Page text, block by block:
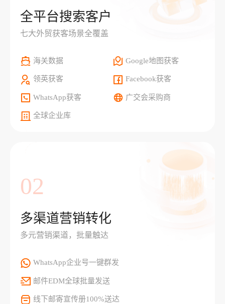
全平台搜索客户
七大外贸获客场景全覆盖
海关数据 Google地图获客
领英获客 Facebook获客
WhatsApp获客 广交会采购商
全球企业库
02
多渠道营销转化
多元营销渠道，批量触达
WhatsApp企业号一键群发
邮件EDM全球批量发送
线下邮寄宣传册100%送达